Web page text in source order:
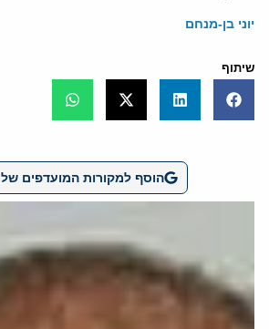
יוני בן-מנחם
שיתוף
הוסף למקורות המועדפים של Google